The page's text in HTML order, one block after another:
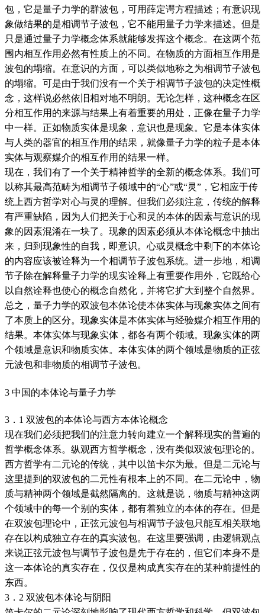
包，它是量子力学的群波包，可用薛定谔方程描述；有意识现
象做结果的是相调节子波包，它不能用量子力学来描述。但是
只是通过量子力学概念体系就能够发挥这个概念。在这两个范
围内相互作用必然有性质上的不同。在物质的方面相互作用是
波包的塌缩。在意识的方面，可以类似地称之为相调节子波包
的塌缩。可是由于我们没有一个关于相调节子波包的决定性概
念，这样说必然依旧相对地不明朗。无论怎样，这种概念在区
分相互作用的来源与结果上有着重要的用处，正像在量子力学
中一样。正如物质实体是现象，意识也是现象。它是本体实体
与人类的器官的相互作用的结果，就像量子力学的粒子是本体
实体与观察媒介的相互作用的结果一样。
现在，我们有了一个关于精神哲学的全新的概念体系。我们可
以称其最高范畴为相调节子领域中的“心”或“灵”，它相应于传
统上西方哲学对心与灵的理解。但我们必须注意，传统的解释
有严重缺陷，因为人们把关于心和灵的本体的因素与意识的现
象的因素混淆在一块了。现象的因素必须从本体论概念中抽出
来，归到现象性的自我，即意识。心或灵概念中剩下的本体论
的内容应该被诠释为一个相调节子波包系统。进一步地，相调
节子除在解释量子力学的现实诠释上有重要作用外，它既给心
以自然诠释也使心的概念自然化，并将它扩大到整个自然界。
总之，量子力学的双波包本体论使本体实体与现象实体之间有
了本质上的区分。现象实体是本体实体与经验媒介相互作用的
结果。本体实体与现象实体，都各有两个领域。现象实体的两
个领域是意识和物质实体。本体实体的两个领域是物质的正弦
元波包和非物质的相调节子波包。
3 中国的本体论与量子力学
3．1 双波包的本体论与西方本体论概念
现在我们必须把我们的注意力转向建立一个解释现实的普遍的
哲学概念体系。纵观西方哲学概念，没有类似双波包理论的。
西方哲学有二元论的传统，其中以笛卡尔为最。但是二元论与
这里提到的双波包的二元性有根本上的不同。在二元论中，物
质与精神两个领域是截然隔离的。这就是说，物质与精神这两
个领域中的每一个别的实体，都有着独立的本体的存在。但是
在双波包理论中，正弦元波包与相调节子波包只能互相关联地
存在以构成独立存在的真实波包。在这里要强调，由逻辑观点
来说正弦元波包与调节子波包是先于存在的，但它们本身不是
这一本体论的真实存在，仅仅是构成真实存在的某种前提性的
东西。
3．2 双波包本体论与阴阳